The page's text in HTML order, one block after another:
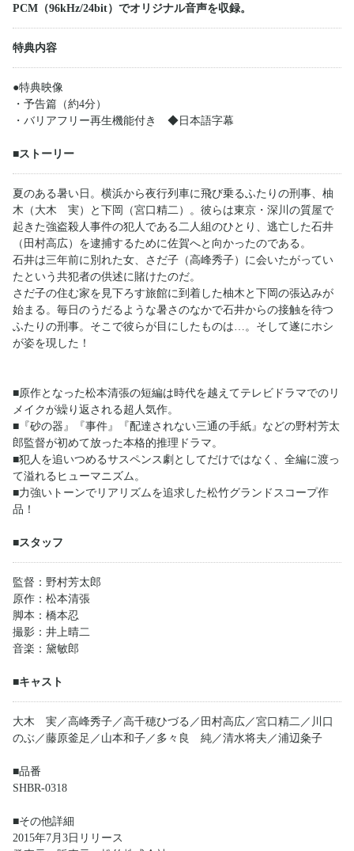
PCM（96kHz/24bit）でオリジナル音声を収録。
特典内容
●特典映像
・予告篇（約4分）
・バリアフリー再生機能付き ◆日本語字幕
■ストーリー
夏のある暑い日。横浜から夜行列車に飛び乗るふたりの刑事、柚
木（大木 実）と下岡（宮口精二）。彼らは東京・深川の質屋で
起きた強盗殺人事件の犯人である二人組のひとり、逃亡した石井
（田村高広）を逮捕するために佐賀へと向かったのである。
石井は三年前に別れた女、さだ子（高峰秀子）に会いたがってい
たという共犯者の供述に賭けたのだ。
さだ子の住む家を見下ろす旅館に到着した柚木と下岡の張込みが
始まる。毎日のうだるような暑さのなかで石井からの接触を待つ
ふたりの刑事。そこで彼らが目にしたものは…。そして遂にホシ
が姿を現した！
■原作となった松本清張の短編は時代を越えてテレビドラマでのリ
メイクが繰り返される超人気作。
■『砂の器』『事件』『配達されない三通の手紙』などの野村芳太
郎監督が初めて放った本格的推理ドラマ。
■犯人を追いつめるサスペンス劇としてだけではなく、全編に渡っ
て溢れるヒューマニズム。
■力強いトーンでリアリズムを追求した松竹グランドスコープ作
品！
■スタッフ
監督：野村芳太郎
原作：松本清張
脚本：橋本忍
撮影：井上晴二
音楽：黛敏郎
■キャスト
大木 実／高峰秀子／高千穂ひづる／田村高広／宮口精二／川口
のぶ／藤原釜足／山本和子／多々良 純／清水将夫／浦辺粂子
■品番
SHBR-0318
■その他詳細
2015年7月3日リリース